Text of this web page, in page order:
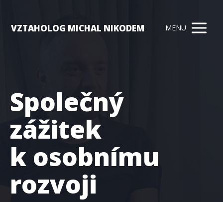
VZTAHOLOG MICHAL NIKODEM MENU
Společný
zážitek
k osobnímu
rozvoji